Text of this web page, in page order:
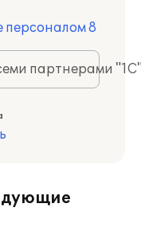
персоналом 8
партнерами